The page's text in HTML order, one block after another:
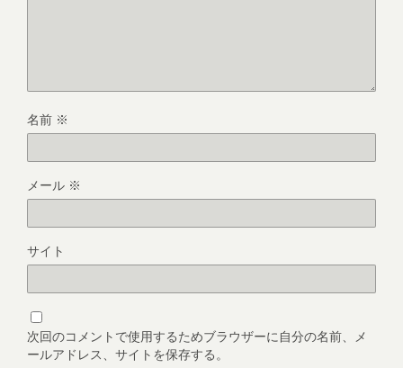
名前 ※
メール ※
サイト
次回のコメントで使用するためブラウザーに自分の名前、メ
ールアドレス、サイトを保存する。